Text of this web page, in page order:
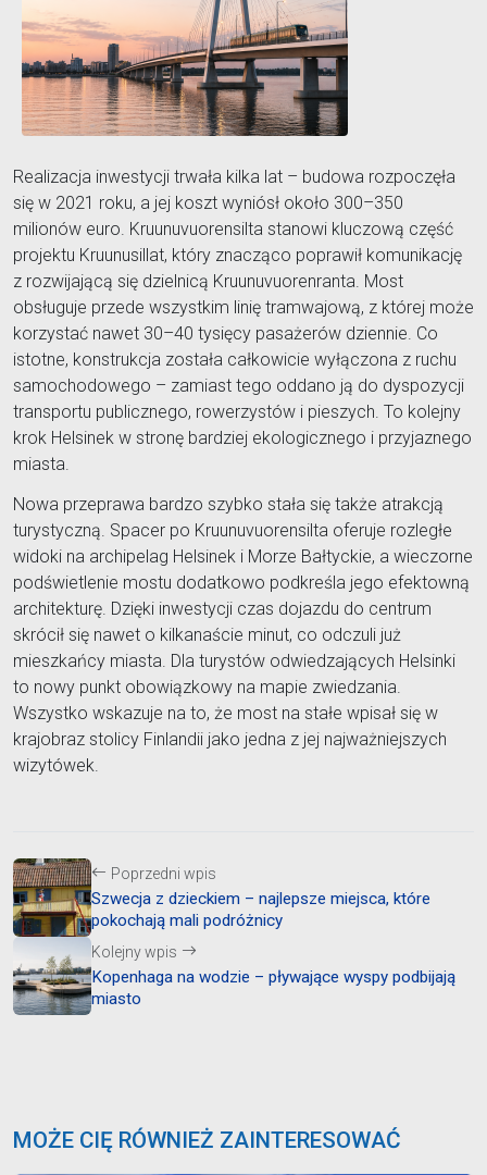
Realizacja inwestycji trwała kilka lat – budowa rozpoczęła
się w 2021 roku, a jej koszt wyniósł około 300–350
milionów euro. Kruunuvuorensilta stanowi kluczową część
projektu Kruunusillat, który znacząco poprawił komunikację
z rozwijającą się dzielnicą Kruunuvuorenranta. Most
obsługuje przede wszystkim linię tramwajową, z której może
korzystać nawet 30–40 tysięcy pasażerów dziennie. Co
istotne, konstrukcja została całkowicie wyłączona z ruchu
samochodowego – zamiast tego oddano ją do dyspozycji
transportu publicznego, rowerzystów i pieszych. To kolejny
krok Helsinek w stronę bardziej ekologicznego i przyjaznego
miasta.
Nowa przeprawa bardzo szybko stała się także atrakcją
turystyczną. Spacer po Kruunuvuorensilta oferuje rozległe
widoki na archipelag Helsinek i Morze Bałtyckie, a wieczorne
podświetlenie mostu dodatkowo podkreśla jego efektowną
architekturę. Dzięki inwestycji czas dojazdu do centrum
skrócił się nawet o kilkanaście minut, co odczuli już
mieszkańcy miasta. Dla turystów odwiedzających Helsinki
to nowy punkt obowiązkowy na mapie zwiedzania.
Wszystko wskazuje na to, że most na stałe wpisał się w
krajobraz stolicy Finlandii jako jedna z jej najważniejszych
wizytówek.
Poprzedni wpis
Szwecja z dzieckiem – najlepsze miejsca, które
pokochają mali podróżnicy
Kolejny wpis
Kopenhaga na wodzie – pływające wyspy podbijają
miasto
MOŻE CIĘ RÓWNIEŻ ZAINTERESOWAĆ